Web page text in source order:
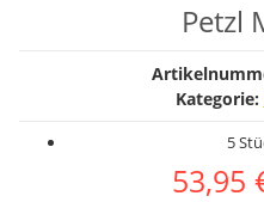
Petzl
Kategorie:
5
53,95